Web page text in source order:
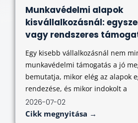
Munkavédelmi alapok
kisvállalkozásnál:
vagy rendszeres
Egy kisebb vállalkozásnál nem
munkavédelmi támogatás a jó
bemutatja, mikor elég az alapok
rendezése, és mikor indokolt a
2026-07-02
Cikk megnyitása →